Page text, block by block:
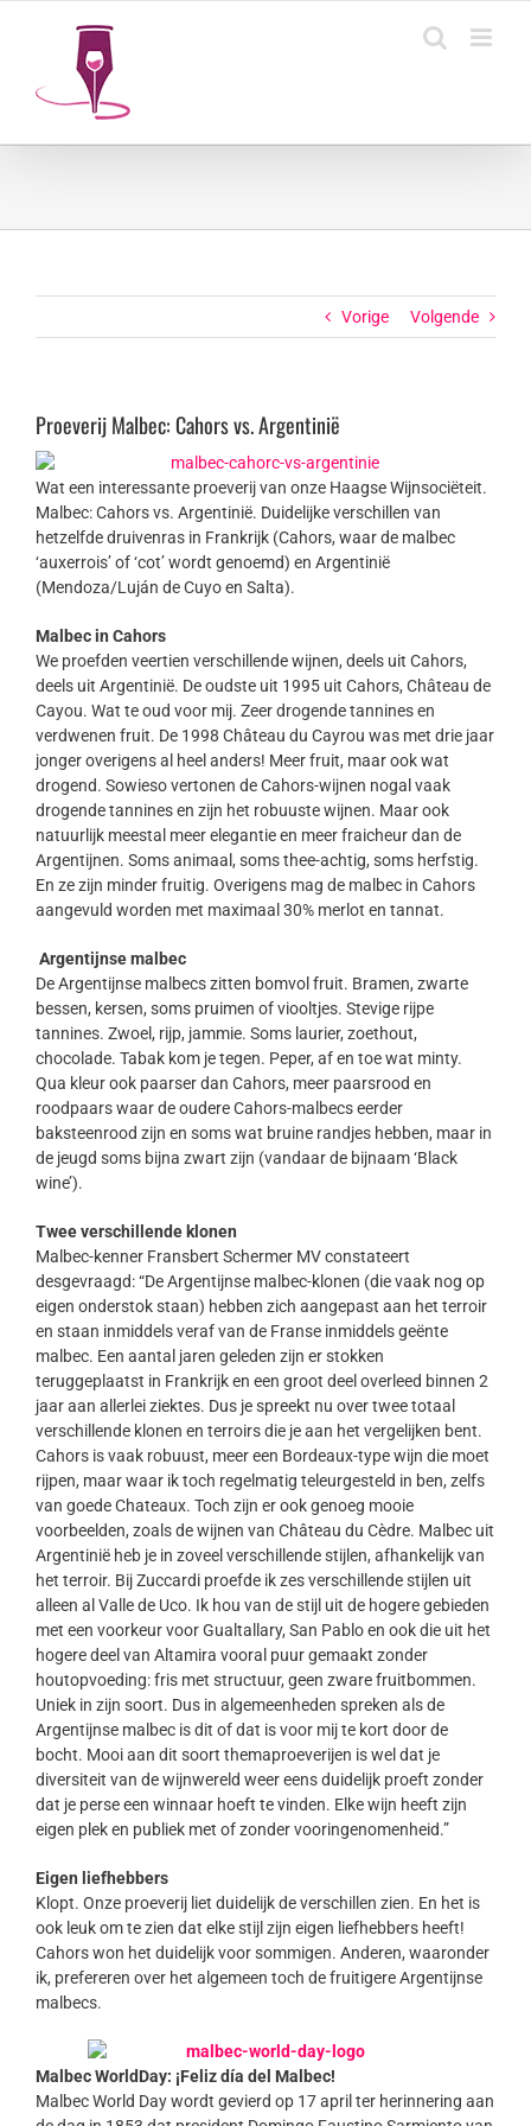
Vorige Volgende
Proeverij Malbec: Cahors vs. Argentinië
Wat een interessante proeverij van onze Haagse Wijnsociëteit.
Malbec: Cahors vs. Argentinië. Duidelijke verschillen van
hetzelfde druivenras in Frankrijk (Cahors, waar de malbec
‘auxerrois’ of ‘cot’ wordt genoemd) en Argentinië
(Mendoza/Luján de Cuyo en Salta).
Malbec in Cahors
We proefden veertien verschillende wijnen, deels uit Cahors,
deels uit Argentinië. De oudste uit 1995 uit Cahors, Château de
Cayou. Wat te oud voor mij. Zeer drogende tannines en
verdwenen fruit. De 1998 Château du Cayrou was met drie jaar
jonger overigens al heel anders! Meer fruit, maar ook wat
drogend. Sowieso vertonen de Cahors-wijnen nogal vaak
drogende tannines en zijn het robuuste wijnen. Maar ook
natuurlijk meestal meer elegantie en meer fraicheur dan de
Argentijnen. Soms animaal, soms thee-achtig, soms herfstig.
En ze zijn minder fruitig. Overigens mag de malbec in Cahors
aangevuld worden met maximaal 30% merlot en tannat.
Argentijnse malbec
De Argentijnse malbecs zitten bomvol fruit. Bramen, zwarte
bessen, kersen, soms pruimen of viooltjes. Stevige rijpe
tannines. Zwoel, rijp, jammie. Soms laurier, zoethout,
chocolade. Tabak kom je tegen. Peper, af en toe wat minty.
Qua kleur ook paarser dan Cahors, meer paarsrood en
roodpaars waar de oudere Cahors-malbecs eerder
baksteenrood zijn en soms wat bruine randjes hebben, maar in
de jeugd soms bijna zwart zijn (vandaar de bijnaam ‘Black
wine’).
Twee verschillende klonen
Malbec-kenner Fransbert Schermer MV constateert
desgevraagd: “De Argentijnse malbec-klonen (die vaak nog op
eigen onderstok staan) hebben zich aangepast aan het terroir
en staan inmiddels veraf van de Franse inmiddels geënte
malbec. Een aantal jaren geleden zijn er stokken
teruggeplaatst in Frankrijk en een groot deel overleed binnen 2
jaar aan allerlei ziektes. Dus je spreekt nu over twee totaal
verschillende klonen en terroirs die je aan het vergelijken bent.
Cahors is vaak robuust, meer een Bordeaux-type wijn die moet
rijpen, maar waar ik toch regelmatig teleurgesteld in ben, zelfs
van goede Chateaux. Toch zijn er ook genoeg mooie
voorbeelden, zoals de wijnen van Château du Cèdre. Malbec uit
Argentinië heb je in zoveel verschillende stijlen, afhankelijk van
het terroir. Bij Zuccardi proefde ik zes verschillende stijlen uit
alleen al Valle de Uco. Ik hou van de stijl uit de hogere gebieden
met een voorkeur voor Gualtallary, San Pablo en ook die uit het
hogere deel van Altamira vooral puur gemaakt zonder
houtopvoeding: fris met structuur, geen zware fruitbommen.
Uniek in zijn soort. Dus in algemeenheden spreken als de
Argentijnse malbec is dit of dat is voor mij te kort door de
bocht. Mooi aan dit soort themaproeverijen is wel dat je
diversiteit van de wijnwereld weer eens duidelijk proeft zonder
dat je perse een winnaar hoeft te vinden. Elke wijn heeft zijn
eigen plek en publiek met of zonder vooringenomenheid.”
Eigen liefhebbers
Klopt. Onze proeverij liet duidelijk de verschillen zien. En het is
ook leuk om te zien dat elke stijl zijn eigen liefhebbers heeft!
Cahors won het duidelijk voor sommigen. Anderen, waaronder
ik, prefereren over het algemeen toch de fruitigere Argentijnse
malbecs.
Malbec WorldDay: ¡Feliz día del Malbec!
Malbec World Day wordt gevierd op 17 april ter herinnering aan